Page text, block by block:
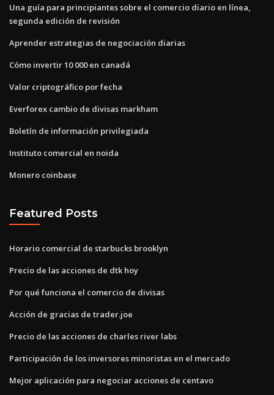
Una guía para principiantes sobre el comercio diario en línea,
segunda edición de revisión
Aprender estrategias de negociación diarias
Cómo invertir 10 000 en canadá
Valor criptográfico por fecha
Everforex cambio de divisas markham
Boletín de información privilegiada
Instituto comercial en noida
Monero coinbase
Featured Posts
Horario comercial de starbucks brooklyn
Precio de las acciones de dtk hoy
Por qué funciona el comercio de divisas
Acción de gracias de trader.joe
Precio de las acciones de charles river labs
Participación de los inversores minoristas en el mercado
Mejor aplicación para negociar acciones de centavo